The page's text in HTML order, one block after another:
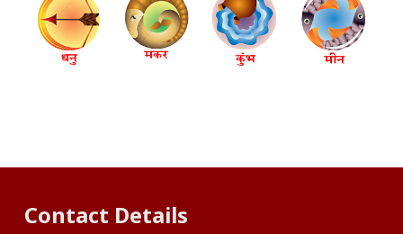
Contact Details